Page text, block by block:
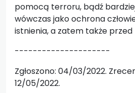
pomocą terroru, bądź
wówczas jako ochrona
istnienia, a zatem także przed
---------------------
Zgłoszono: 04/03/2022.
12/05/2022.